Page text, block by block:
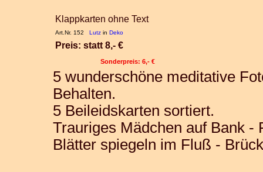
Klappkarten ohne Text
Art.Nr. 152 Lutz in Deko
Preis: statt 8,- €
Sonderpreis: 6,- €
5 wunderschöne meditative
Behalten.
5 Beileidskarten sortiert.
Trauriges Mädchen auf Bank -
Blätter spiegeln im Fluß -